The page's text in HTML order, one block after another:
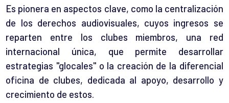
Es pionera en aspectos clave, como la centralización
de los derechos audiovisuales, cuyos ingresos se
reparten entre los clubes miembros, una red
internacional única, que permite desarrollar
estrategias "glocales" o la creación de la diferencial
oficina de clubes, dedicada al apoyo, desarrollo y
crecimiento de estos.